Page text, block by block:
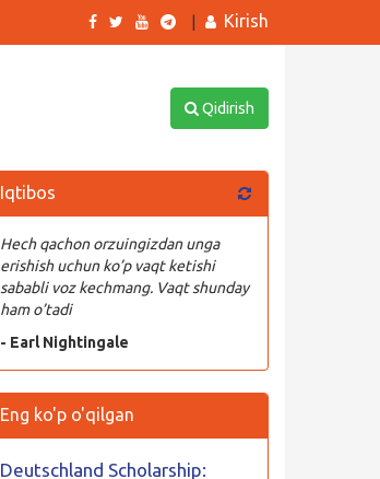
Kirish
Qidirish
Iqtibos
Hech qachon orzuingizdan unga
erishish uchun ko’p vaqt ketishi
sababli voz kechmang. Vaqt shunday
ham o’tadi
- Earl Nightingale
Eng ko'p o'qilgan
Deutschland Scholarship: